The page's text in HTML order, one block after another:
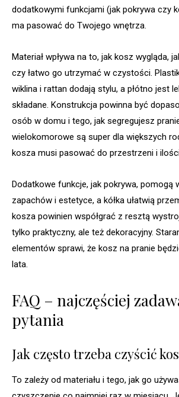
dodatkowymi funkcjami (jak pokrywa czy
ma pasować do Twojego wnętrza.
Materiał wpływa na to, jak kosz wygląda,
czy łatwo go utrzymać w czystości.
wiklina i rattan dodają stylu, a płótno jest
składane. Konstrukcja powinna być
osób w domu i tego, jak segregujesz
wielokomorowe są super dla większych
kosza musi pasować do przestrzeni i
Dodatkowe funkcje, jak pokrywa, pomogą
zapachów i estetyce, a kółka ułatwią
kosza powinien współgrać z resztą
tylko praktyczny, ale też dekoracyjny.
elementów sprawi, że kosz na pranie
lata.
FAQ – najczęściej
pytania
Jak często trzeba czyścić
To zależy od materiału i tego, jak go